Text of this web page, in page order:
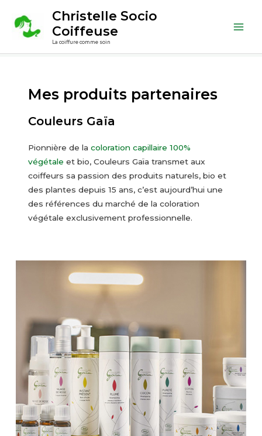
contenu
Christelle Socio
Coiffeuse
La coiffure comme soin
Mes produits partenaires
Couleurs Gaïa
Pionnière de la coloration capillaire 100%
végétale et bio, Couleurs Gaïa transmet aux
coiffeurs sa passion des produits naturels, bio et
des plantes depuis 15 ans, c’est aujourd’hui une
des références du marché de la coloration
végétale exclusivement professionnelle.